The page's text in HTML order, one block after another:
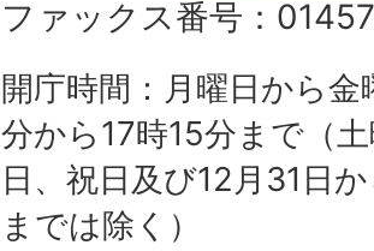
ファックス番号：
開庁時間：月曜日から
分から17時15分まで（
日、祝日及び12月31日
までは除く）